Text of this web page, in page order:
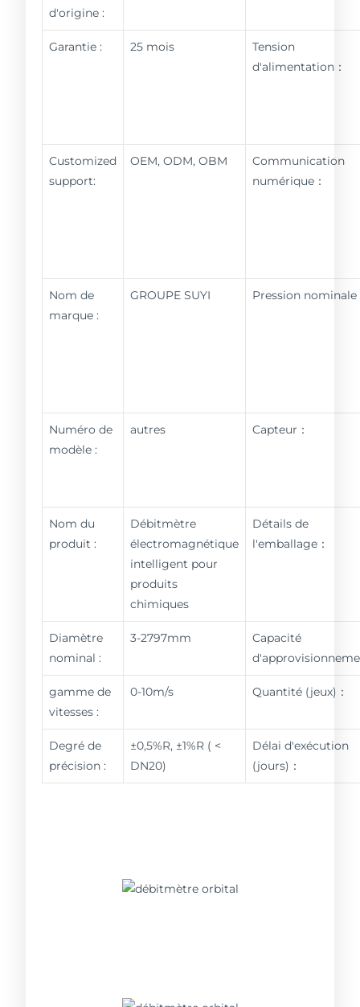
d'origine :
Garantie : 25 mois
Tension
d'alimentation：
Customized
support:
OEM, ODM, OBM
Communication
numérique：
Nom de
marque :
GROUPE SUYI Pression nominale
Numéro de
modèle :
autres Capteur：
Nom du
produit :
Débitmètre
électromagnétique
intelligent pour
produits
chimiques
Détails de
l'emballage：
Diamètre
nominal :
3-2797mm
Capacité
gamme de
vitesses :
0-10m/s Quantité (jeux)：
Degré de
précision :
±0,5%R, ±1%R ( <
DN20)
Délai d'exécution
(jours)：